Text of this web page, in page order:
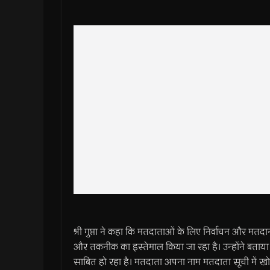
श्री गुप्ता ने कहा कि मतदाताओं के लिए निर्वाचन और
और तकनीक का इस्तेमाल किया जा रहा है। उन्होंने
साबित हो रहा है। मतदाता अपना नाम मतदाता सूची में